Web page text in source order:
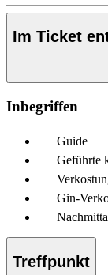
Im Ticket
Inbegriffen
Guide
Geführte
Gin-
Treffpunkt